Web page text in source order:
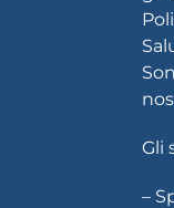
Gli
–